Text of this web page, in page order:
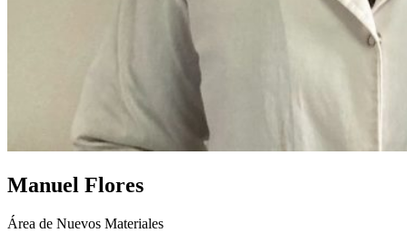
Manuel Flores
Área de Nuevos Materiales